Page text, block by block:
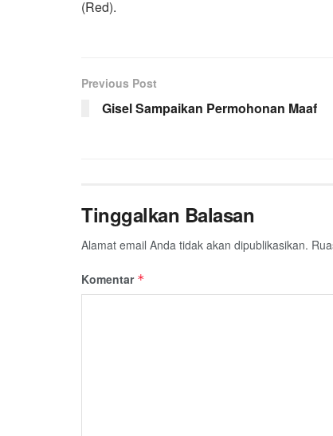
(Red).
Previous Post
Gisel Sampaikan Permohonan Maaf
Tinggalkan Balasan
Alamat email Anda tidak akan dipublikasikan.
Komentar *